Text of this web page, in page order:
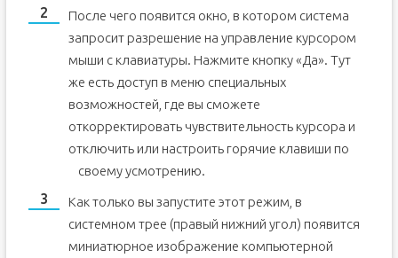
После чего появится окно, в котором система
запросит разрешение на управление курсором
мыши с клавиатуры. Нажмите кнопку «Да». Тут
же есть доступ в меню специальных
возможностей, где вы сможете
откорректировать чувствительность курсора и
отключить или настроить горячие клавиши по
своему усмотрению.
Как только вы запустите этот режим, в
системном трее (правый нижний угол) появится
миниатюрное изображение компьютерной